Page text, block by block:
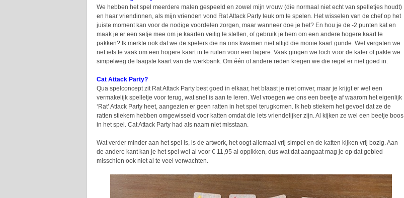
We hebben het spel meerdere malen gespeeld en zowel mijn vrouw (die normaal niet echt van spelletjes houdt)
en haar vriendinnen, als mijn vrienden vond Rat Attack Party leuk om te spelen. Het wisselen van de chef op het
juiste moment kan voor de nodige voordelen zorgen, maar wanneer doe je het? En hou je de -2 punten kat en
maak je er een setje mee om je kaarten veilig te stellen, of gebruik je hem om een andere hogere kaart te
pakken? Ik merkte ook dat we de spelers die na ons kwamen niet altijd die mooie kaart gunde. Wel vergaten we
net iets te vaak om een hogere kaart in te ruilen voor een lagere. Vaak gingen we toch voor de kater of pakte we
simpelweg de laagste kaart van de werkbank. Om één of andere reden kregen we die regel er niet goed in.
Cat Attack Party?
Qua spelconcept zit Rat Attack Party best goed in elkaar, het blaast je niet omver, maar je krijgt er wel een
vermakelijk spelletje voor terug, wat snel is aan te leren. Wel vroegen we ons een beetje af waarom het eigenlijk
‘Rat’ Attack Party heet, aangezien er geen ratten in het spel terugkomen. Ik heb stiekem het gevoel dat ze de
ratten stiekem hebben omgewisseld voor katten omdat die iets vriendelijker zijn. Al kijken ze wel een beetje boos
in het spel. Cat Attack Party had als naam niet misstaan.
Wat verder minder aan het spel is, is de artwork, het oogt allemaal vrij simpel en de katten kijken vrij bozig. Aan
de andere kant kan je het spel wel al voor € 11,95 al oppikken, dus wat dat aangaat mag je op dat gebied
misschien ook niet al te veel verwachten.